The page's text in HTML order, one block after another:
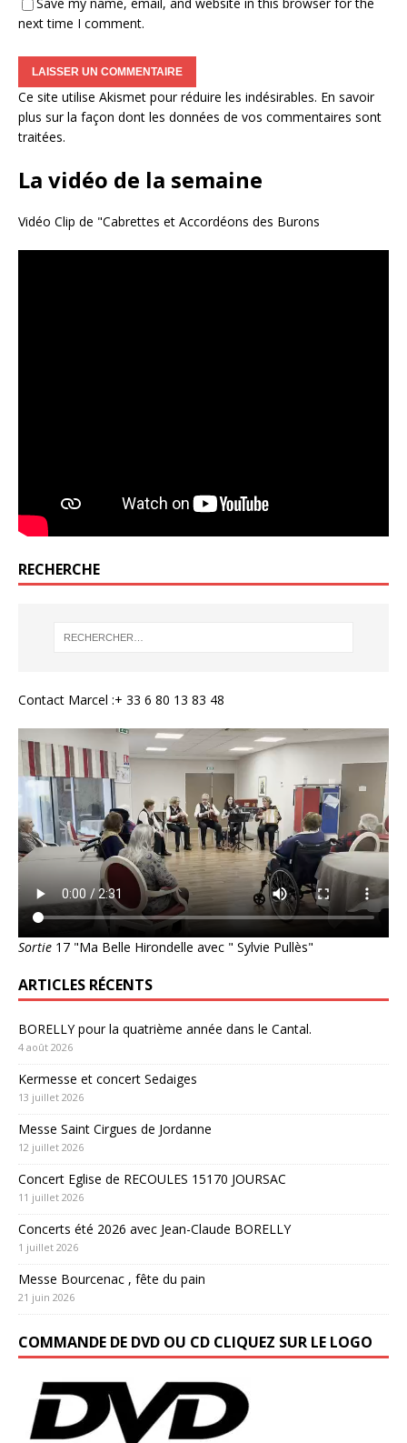
next time I comment.
Ce site utilise Akismet pour réduire les indésirables. En savoir
plus sur la façon dont les données de vos commentaires sont
traitées.
La vidéo de la semaine
Vidéo Clip de "Cabrettes et Accordéons des Burons
RECHERCHE
Contact Marcel :+ 33 6 80 13 83 48
Sortie 17 "Ma Belle Hirondelle avec " Sylvie Pullès"
ARTICLES RÉCENTS
BORELLY pour la quatrième année dans le Cantal.
4 août 2026
Kermesse et concert Sedaiges
13 juillet 2026
Messe Saint Cirgues de Jordanne
12 juillet 2026
Concert Eglise de RECOULES 15170 JOURSAC
11 juillet 2026
Concerts été 2026 avec Jean-Claude BORELLY
1 juillet 2026
Messe Bourcenac , fête du pain
21 juin 2026
COMMANDE DE DVD OU CD CLIQUEZ SUR LE LOGO